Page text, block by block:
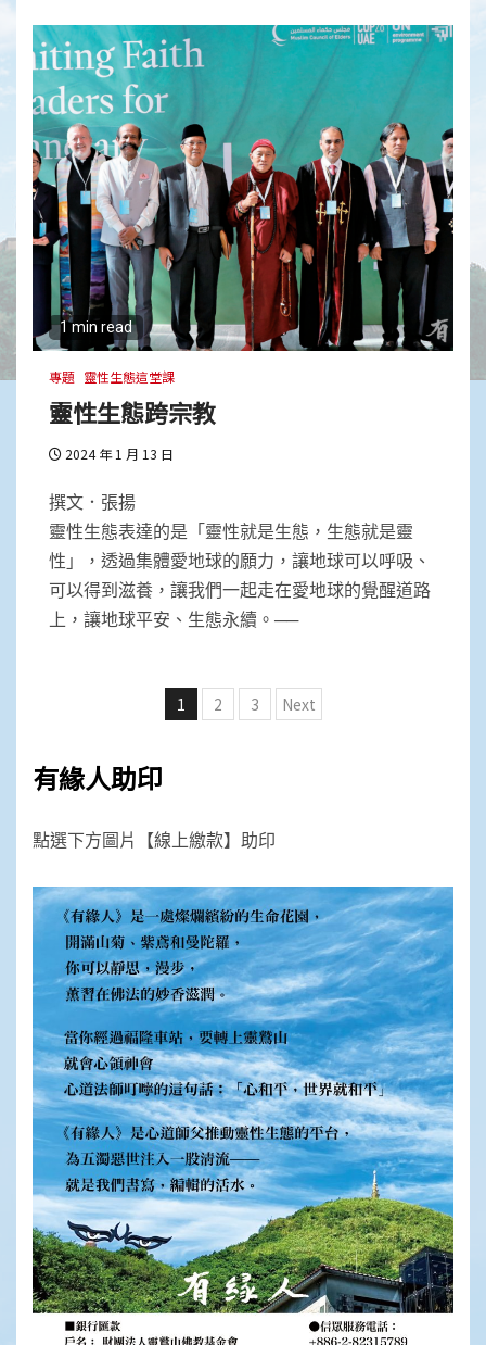
1 min read
專題 靈性生態這堂課
靈性生態跨宗教
2024 年 1 月 13 日
撰文．張揚
靈性生態表達的是「靈性就是生態，生態就是靈
性」，透過集體愛地球的願力，讓地球可以呼吸、
可以得到滋養，讓我們一起走在愛地球的覺醒道路
上，讓地球平安、生態永續。──
文
1 2 3 Next
有緣人助印
點選下方圖片【線上繳款】助印